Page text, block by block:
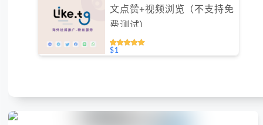
文点赞+视频浏览（不支持免
费测试）
$1